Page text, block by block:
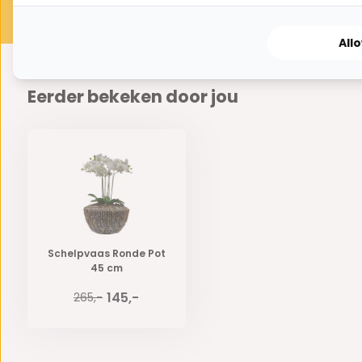
Eerder bekeken door jou
Schelpvaas Ronde Pot
45 cm
265,- 145,-